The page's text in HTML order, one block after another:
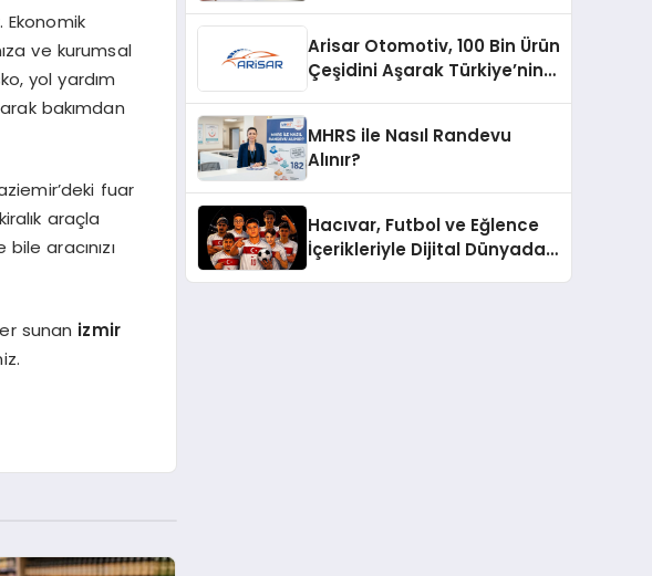
Ekonomik
ve kurumsal
yol yardım
bakımdan
fuar
araçla
aracınızı
sunan izmir
Arisar Otomotiv, 100 Bin Ürün
Çeşidini Aşarak Türkiye’nin
Platformlarından Biri Oldu
MHRS ile Nasıl Randevu
Alınır?
Hacıvar, Futbol ve Eğlence
İçerikleriyle Dijital Dünyada